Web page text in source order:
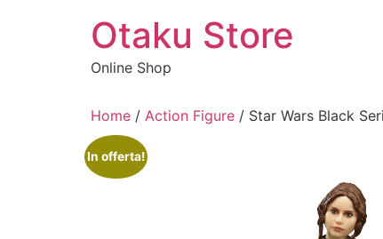
Otaku Store
Online Shop
Home / Action Figure / Star Wars Black
In offerta!